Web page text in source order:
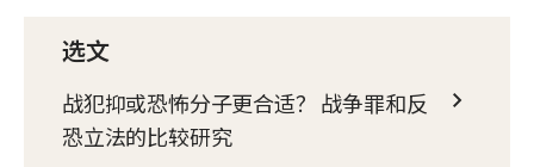
选文
战犯抑或恐怖分子更合适？ 战争罪和反
恐立法的比较研究